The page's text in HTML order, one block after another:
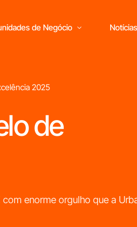
de Negócio Notícias
2025
de
enorme orgulho que a